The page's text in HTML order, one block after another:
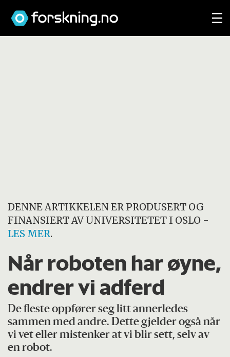
DENNE ARTIKKELEN ER PRODUSERT OG
FINANSIERT AV UNIVERSITETET I OSLO -
LES MER.
Når roboten har øyne,
endrer vi adferd
De fleste oppfører seg litt annerledes
sammen med andre. Dette gjelder også når
vi vet eller mistenker at vi blir sett, selv av
en robot.